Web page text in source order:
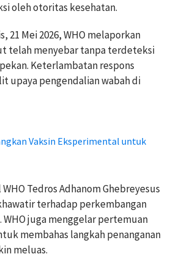
oleh otoritas kesehatan.
21 Mei 2026, WHO melaporkan
telah menyebar tanpa terdeteksi
Keterlambatan respons
upaya pengendalian wabah di
Vaksin Eksperimental untuk
Tedros Adhanom Ghebreyesus
terhadap perkembangan
juga menggelar pertemuan
membahas langkah penanganan
meluas.